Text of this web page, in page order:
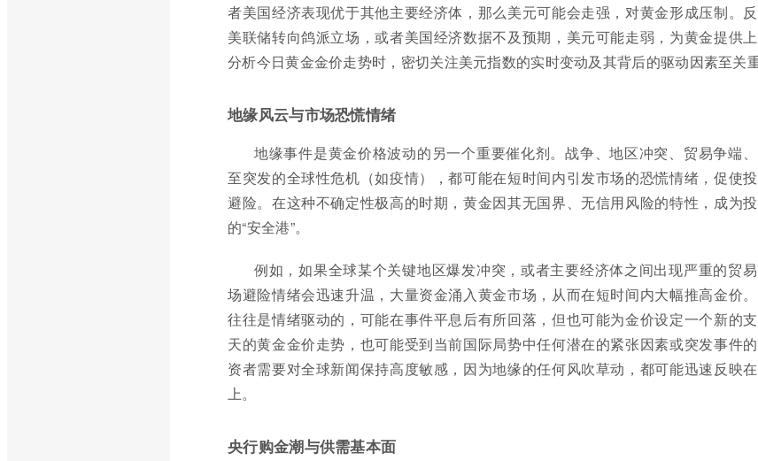
者美国经济表现优于其他主要经济体，那么美元可能会走强，对黄金形成压制。
美联储转向鸽派立场，或者美国经济数据不及预期，美元可能走弱，为黄金提供上
分析今日黄金金价走势时，密切关注美元指数的实时变动及其背后的驱动因素至关重
地缘风云与市场恐慌情绪
地缘事件是黄金价格波动的另一个重要催化剂。战争、地区冲突、贸易争端
至突发的全球性危机（如疫情），都可能在短时间内引发市场的恐慌情绪，促使
避险。在这种不确定性极高的时期，黄金因其无国界、无信用风险的特性，成为
的“安全港”。
例如，如果全球某个关键地区爆发冲突，或者主要经济体之间出现严重的贸
场避险情绪会迅速升温，大量资金涌入黄金市场，从而在短时间内大幅推高金价
往往是情绪驱动的，可能在事件平息后有所回落，但也可能为金价设定一个新的
天的黄金金价走势，也可能受到当前国际局势中任何潜在的紧张因素或突发事件
资者需要对全球新闻保持高度敏感，因为地缘的任何风吹草动，都可能迅速反映
上。
央行购金潮与供需基本面